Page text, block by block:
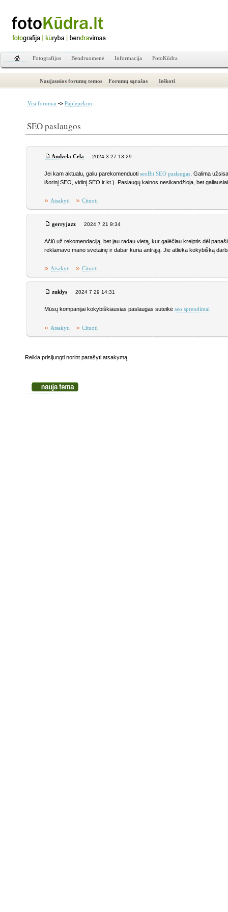
Fotografijos Bendruomenė Informacija FotoKūdra
Naujausios forumų temos Forumų sąrašas Ieškoti
Visi forumai -> Paplepėkim
SEO paslaugos
Andzela Cela 2024 3 27 13:29
Jei kam aktualu, galiu parekomenduotiseoBit SEO paslaugas . Galima
išorinį SEO, vidinį SEO ir kt.). Paslaugų kainos nesikandžioja, bet
» Atsakyti » Cituoti
gerryjazz 2024 7 21 9:34
Ačiū už rekomendaciją, bet jau radau vietą, kur galėčiau kreiptis dėl
reklamavo mano svetainę ir dabar kuria antrąją. Jie atlieka kokybišką
» Atsakyti » Cituoti
zuklys 2024 7 29 14:31
Mūsų kompanijai kokybiškiausias paslaugas suteikėseo sprendimai
» Atsakyti » Cituoti
Reikia prisijungti norint parašyti atsakymą